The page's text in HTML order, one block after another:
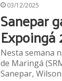
03/12/2025
Sanepar
Nesta semana
de Maringá
Sanepar,